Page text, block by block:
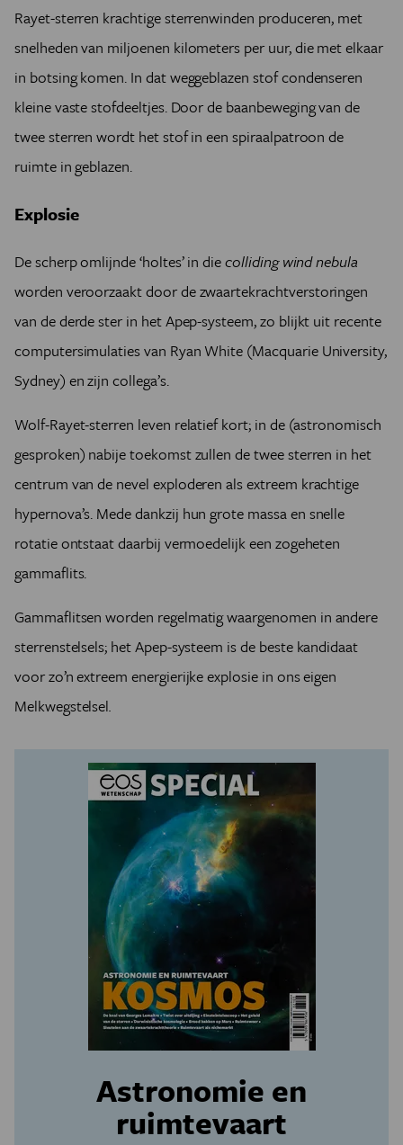
Rayet-sterren krachtige sterrenwinden produceren, met
snelheden van miljoenen kilometers per uur, die met elkaar
in botsing komen. In dat weggeblazen stof condenseren
kleine vaste stofdeeltjes. Door de baanbeweging van de
twee sterren wordt het stof in een spiraalpatroon de
ruimte in geblazen.
Explosie
De scherp omlijnde ‘holtes’ in diecolliding wind nebula
worden veroorzaakt door de zwaartekrachtverstoringen
van de derde ster in het Apep-systeem, zo blijkt uit recente
computersimulaties van Ryan White (Macquarie University,
Sydney) en zijn collega’s.
Wolf-Rayet-sterren leven relatief kort; in de (astronomisch
gesproken) nabije toekomst zullen de twee sterren in het
centrum van de nevel exploderen als extreem krachtige
hypernova’s. Mede dankzij hun grote massa en snelle
rotatie ontstaat daarbij vermoedelijk een zogeheten
gammaflits.
Gammaflitsen worden regelmatig waargenomen in andere
sterrenstelsels; het Apep-systeem is de beste kandidaat
voor zo’n extreem energierijke explosie in ons eigen
Melkwegstelsel.
Astronomie en
ruimtevaart